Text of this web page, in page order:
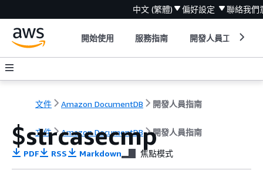
中文 (繁體) 偏好設定 聯絡我們
開始使用 服務指南 開發人員工具
文件 Amazon DocumentDB 開發人員指南
文件 Amazon DocumentDB 開發人員指南
$strcasecmp
PDF RSS Markdown 焦點模式